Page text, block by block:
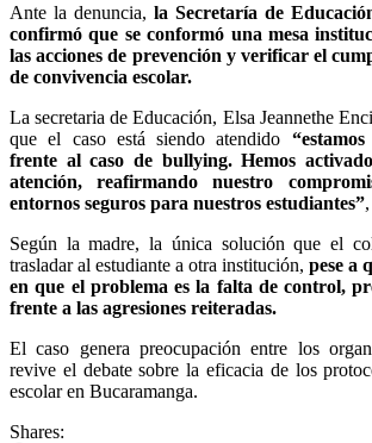
Ante la denuncia, la Secretaría de
confirmó que se conformó una mesa
las acciones de prevención y verificar el
de convivencia escolar.
La secretaria de Educación, Elsa Jeannethe
que el caso está siendo atendido
frente al caso de bullying. Hemos
atención, reafirmando nuestro
entornos seguros para nuestros estudiantes”
Según la madre, la única solución que el
trasladar al estudiante a otra institución, pese a
en que el problema es la falta de control,
frente a las agresiones reiteradas.
El caso genera preocupación entre los
revive el debate sobre la eficacia de los
escolar en Bucaramanga.
Shares: